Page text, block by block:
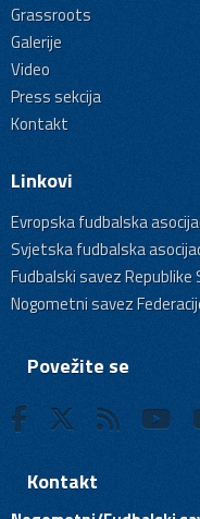
Grassroots
Galerije
Video
Press sekcija
Kontakt
Linkovi
Evropska fudbalska
Svjetska fudbalska
Fudbalski savez Republike
Nogometni savez
Povežite se
Kontakt